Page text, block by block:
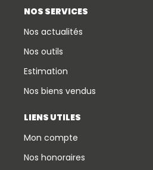
NOS SERVICES
Nos actualités
Nos outils
Estimation
Nos biens vendus
LIENS UTILES
Mon compte
Nos honoraires